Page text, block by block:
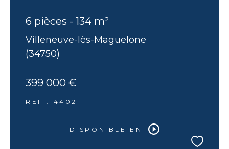
6 pièces - 134 m²
Villeneuve-lès-Maguelone
(34750)
399 000 €
REF : 4402
DISPONIBLE EN